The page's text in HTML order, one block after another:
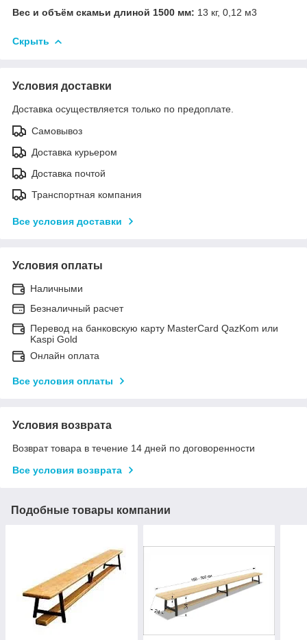
Вес и объём скамьи длиной 1500 мм: 13 кг, 0,12 м3
Скрыть
Условия доставки
Доставка осуществляется только по предоплате.
Самовывоз
Доставка курьером
Доставка почтой
Транспортная компания
Все условия доставки
Условия оплаты
Наличными
Безналичный расчет
Перевод на банковскую карту MasterCard QazKom или
Kaspi Gold
Онлайн оплата
Все условия оплаты
Условия возврата
Возврат товара в течение 14 дней по договоренности
Все условия возврата
Подобные товары компании